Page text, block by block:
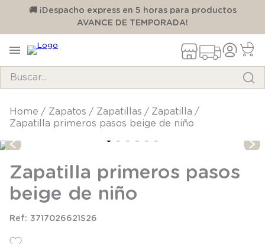
🚚 ¡Despacho express en 5 horas para productos
AVANCE DE TEMPORADA!
zapatos zapatillas
zapatilla
Zapatilla primeros pasos beige de niño
Zapatilla primeros pasos
beige de niño
3717026621S26
TÉRMINOS MÁS BUSCADOS
1
pijama
3.
zapatillas
4.
body
5
manta